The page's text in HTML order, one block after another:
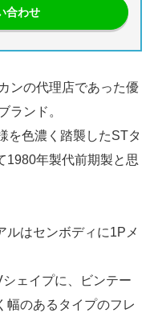
合わせ
ンの代理店であった優
ランド。
を色濃く踏襲したSTタ
1980年製代前期製と思
ルはセンボディに1Pメ
ェイプに、ビンテー
幅のあるタイプのフレ